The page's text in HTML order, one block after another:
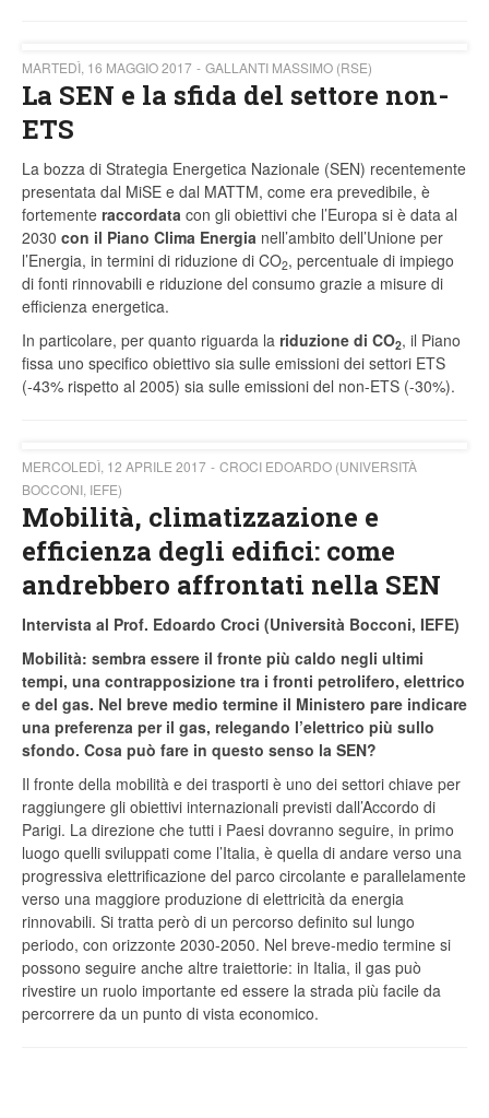
MARTEDÌ, 16 MAGGIO 2017 GALLANTI MASSIMO (RSE)
La SEN e la sfida del settore non-
ETS
La bozza di Strategia Energetica Nazionale (SEN) recentemente
presentata dal MiSE e dal MATTM, come era prevedibile, è
fortemente raccordata con gli obiettivi che l’Europa si è data al
2030 con il Piano Clima Energia nell’ambito dell’Unione per
l’Energia, in termini di riduzione di CO2, percentuale di impiego
di fonti rinnovabili e riduzione del consumo grazie a misure di
efficienza energetica.
In particolare, per quanto riguarda la riduzione di CO2, il Piano
fissa uno specifico obiettivo sia sulle emissioni dei settori ETS
(-43% rispetto al 2005) sia sulle emissioni del non-ETS (-30%).
MERCOLEDÌ, 12 APRILE 2017
CROCI EDOARDO (UNIVERSITÀ
BOCCONI, IEFE)
Mobilità, climatizzazione e
efficienza degli edifici: come
andrebbero affrontati nella SEN
Intervista al Prof. Edoardo Croci (Università Bocconi, IEFE)
Mobilità: sembra essere il fronte più caldo negli ultimi
tempi, una contrapposizione tra i fronti petrolifero, elettrico
e del gas. Nel breve medio termine il Ministero pare indicare
una preferenza per il gas, relegando l’elettrico più sullo
sfondo. Cosa può fare in questo senso la SEN?
Il fronte della mobilità e dei trasporti è uno dei settori chiave per
raggiungere gli obiettivi internazionali previsti dall’Accordo di
Parigi. La direzione che tutti i Paesi dovranno seguire, in primo
luogo quelli sviluppati come l’Italia, è quella di andare verso una
progressiva elettrificazione del parco circolante e parallelamente
verso una maggiore produzione di elettricità da energia
rinnovabili. Si tratta però di un percorso definito sul lungo
periodo, con orizzonte 2030-2050. Nel breve-medio termine si
possono seguire anche altre traiettorie: in Italia, il gas può
rivestire un ruolo importante ed essere la strada più facile da
percorrere da un punto di vista economico.